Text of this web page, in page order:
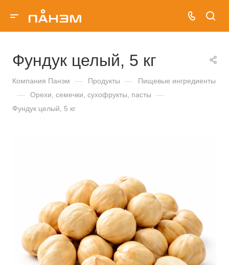
Фундук целый, 5 кг
Компания Панэм — Продукты — Пищевые ингредиенты
— Орехи, семечки, сухофрукты, пасты —
Фундук целый, 5 кг